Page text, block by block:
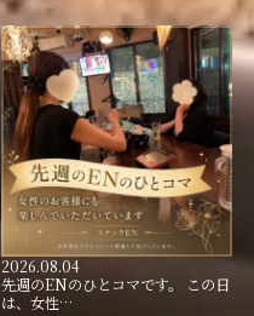
2026.08.04
先週のENのひとコマです。 この日
は、女性…